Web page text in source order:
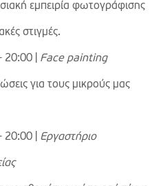
εμπειρία φωτογράφισης
στιγμές.
20:00 | Face painting
για τους μικρούς μας
20:00 | Εργαστήριο